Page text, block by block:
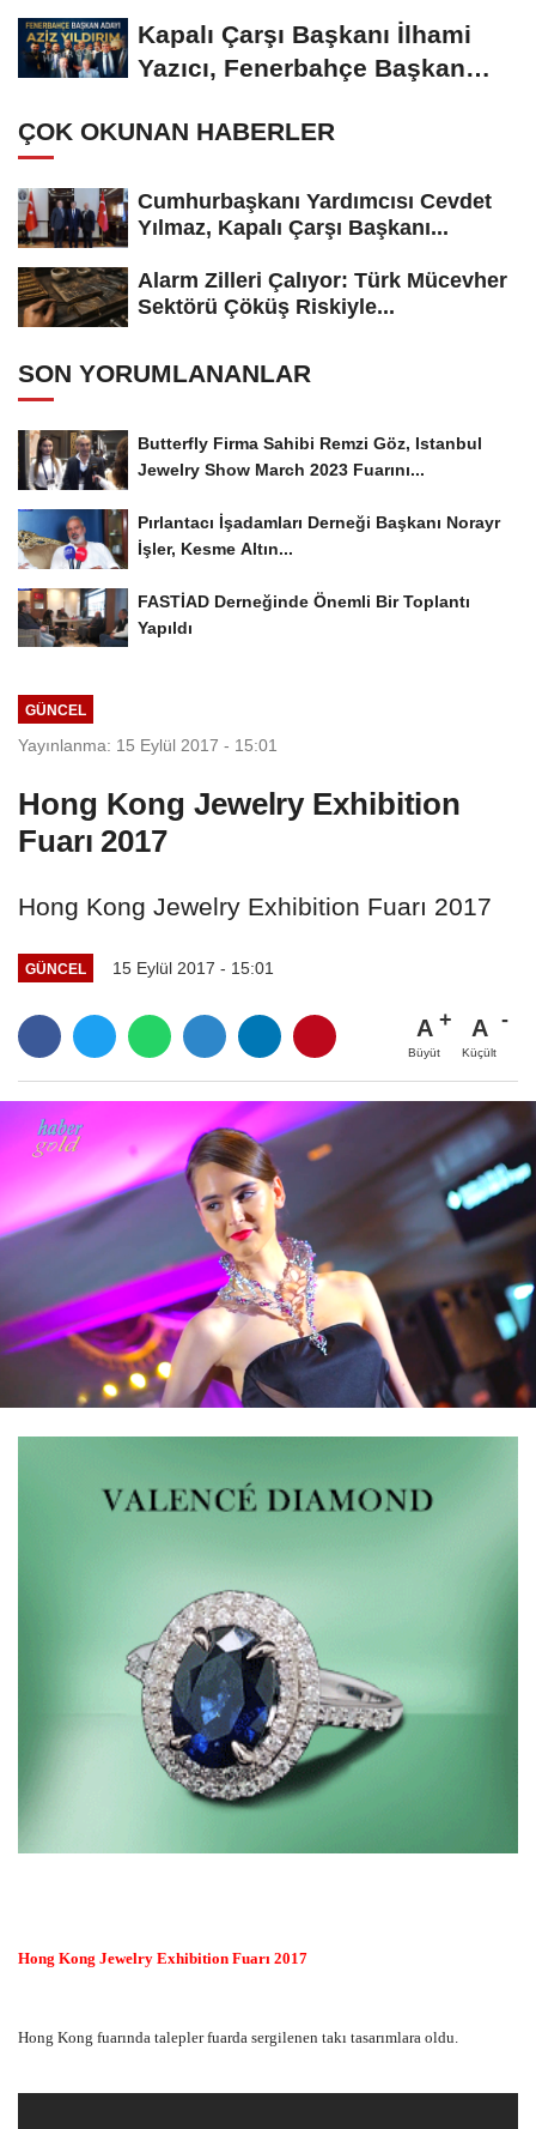
Kapalı Çarşı Başkanı İlhami
Yazıcı, Fenerbahçe Başkan
ÇOK OKUNAN HABERLER
Cumhurbaşkanı Yardımcısı Cevdet
Yılmaz, Kapalı Çarşı Başkanı...
Alarm Zilleri Çalıyor: Türk Mücevher
Sektörü Çöküş Riskiyle...
SON YORUMLANANLAR
Butterfly Firma Sahibi Remzi Göz, Istanbul
Jewelry Show March 2023 Fuarını...
Pırlantacı İşadamları Derneği Başkanı Norayr
İşler, Kesme Altın...
FASTİAD Derneğinde Önemli Bir Toplantı
Yapıldı
GÜNCEL
Yayınlanma: 15 Eylül 2017 - 15:01
Hong Kong Jewelry Exhibition
Fuarı 2017
Hong Kong Jewelry Exhibition Fuarı 2017
GÜNCEL 15 Eylül 2017 - 15:01
A
Büyüt
A
Küçült
Hong Kong Jewelry Exhibition Fuarı 2017
Hong Kong fuarında talepler fuarda sergilenen takı tasarımlara oldu.